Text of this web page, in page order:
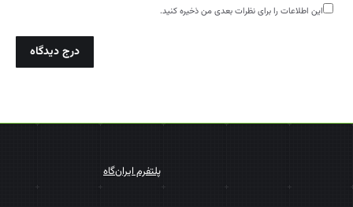
این اطلاعات را برای نظرات بعدی من ذخیره کنید.
درج دیدگاه
پلتفرم ایران‌گاه